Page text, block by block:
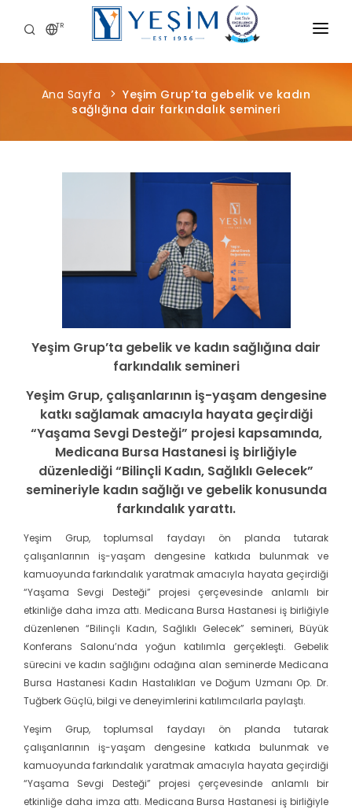
TR
KURUMSAL
ÜRÜNLERIMIZ
ÖNCE İNSAN
KARIYER
Ana Sayfa
Yeşim Grup’ta gebelik ve kadın
sağlığına dair farkındalık semineri
Yeşim Grup’ta gebelik ve kadın sağlığına dair
farkındalık semineri
Yeşim Grup, çalışanlarının iş-yaşam dengesine
katkı sağlamak amacıyla hayata geçirdiği
“Yaşama Sevgi Desteği” projesi kapsamında,
Medicana Bursa Hastanesi iş birliğiyle
düzenlediği “Bilinçli Kadın, Sağlıklı Gelecek”
semineriyle kadın sağlığı ve gebelik konusunda
farkındalık yarattı.
Yeşim Grup, toplumsal faydayı ön planda tutarak
çalışanlarının iş-yaşam dengesine katkıda bulunmak ve
kamuoyunda farkındalık yaratmak amacıyla hayata geçirdiği
“Yaşama Sevgi Desteği” projesi çerçevesinde anlamlı bir
etkinliğe daha imza attı. Medicana Bursa Hastanesi iş birliğiyle
düzenlenen “Bilinçli Kadın, Sağlıklı Gelecek” semineri, Büyük
Konferans Salonu’nda yoğun katılımla gerçekleşti. Gebelik
sürecini ve kadın sağlığını odağına alan seminerde Medicana
Bursa Hastanesi Kadın Hastalıkları ve Doğum Uzmanı Op. Dr.
Tuğberk Güçlü, bilgi ve deneyimlerini katılımcılarla paylaştı.
Yeşim Grup, toplumsal faydayı ön planda tutarak
çalışanlarının iş-yaşam dengesine katkıda bulunmak ve
kamuoyunda farkındalık yaratmak amacıyla hayata geçirdiği
“Yaşama Sevgi Desteği” projesi çerçevesinde anlamlı bir
etkinliğe daha imza attı. Medicana Bursa Hastanesi iş birliğiyle